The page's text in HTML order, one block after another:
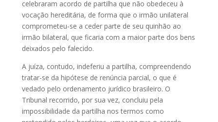
celebraram acordo de partilha que não obedeceu à
vocação hereditária, de forma que o irmão unilateral
comprometeu-se a ceder parte de seu quinhão ao
irmão bilateral, que ficaria com a maior parte dos bens
deixados pelo falecido.
A juíza, contudo, indeferiu a partilha, compreendendo
tratar-se da hipótese de renúncia parcial, o que é
vedado pelo ordenamento jurídico brasileiro. O
Tribunal recorrido, por sua vez, concluiu pela
impossibilidade da partilha nos termos como